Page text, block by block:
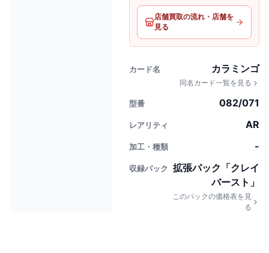
店舗買取の流れ・店舗を
見る
カード名 カラミンゴ
同名カード一覧を見る
型番 082/071
レアリティ AR
加工・種類 -
収録パック
拡張パック「クレイ
バースト」
このパックの価格表を見
る